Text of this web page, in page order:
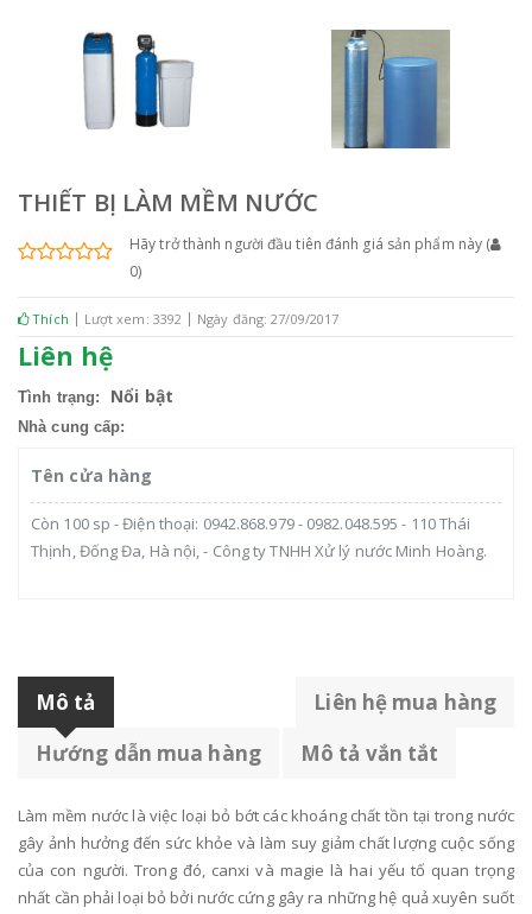
THIẾT BỊ LÀM MỀM NƯỚC
Hãy trở thành người đầu tiên đánh giá sản phẩm này (
0)
Thích Lượt xem: 3392 Ngày đăng: 27/09/2017
Liên hệ
Tình trạng: Nổi bật
Nhà cung cấp:
Tên cửa hàng
Còn 100 sp - Điện thoại: 0942.868.979 - 0982.048.595 - 110 Thái
Thịnh, Đống Đa, Hà nội, - Công ty TNHH Xử lý nước Minh Hoàng.
Mô tả
Liên hệ mua hàng
Hướng dẫn mua hàng
Mô tả vắn tắt
Làm mềm nước là việc loại bỏ bớt các khoáng chất tồn tại trong nước
gây ảnh hưởng đến sức khỏe và làm suy giảm chất lượng cuộc sống
của con người. Trong đó, canxi và magie là hai yếu tố quan trọng
nhất cần phải loại bỏ bởi nước cứng gây ra những hệ quả xuyên suốt